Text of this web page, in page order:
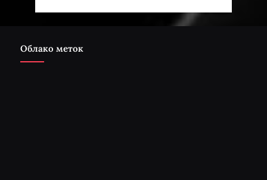
Облако меток